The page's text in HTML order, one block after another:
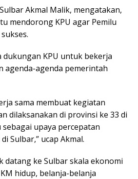
Akmal Malik, mengatakan,
mendorong KPU agar Pemilu
dukungan KPU untuk bekerja
agenda-agenda pemerintah
sama membuat kegiatan
dilaksanakan di provinsi ke 33 di
upaya percepatan
Sulbar,” ucap Akmal.
datang ke Sulbar skala ekonomi
hidup, belanja-belanja